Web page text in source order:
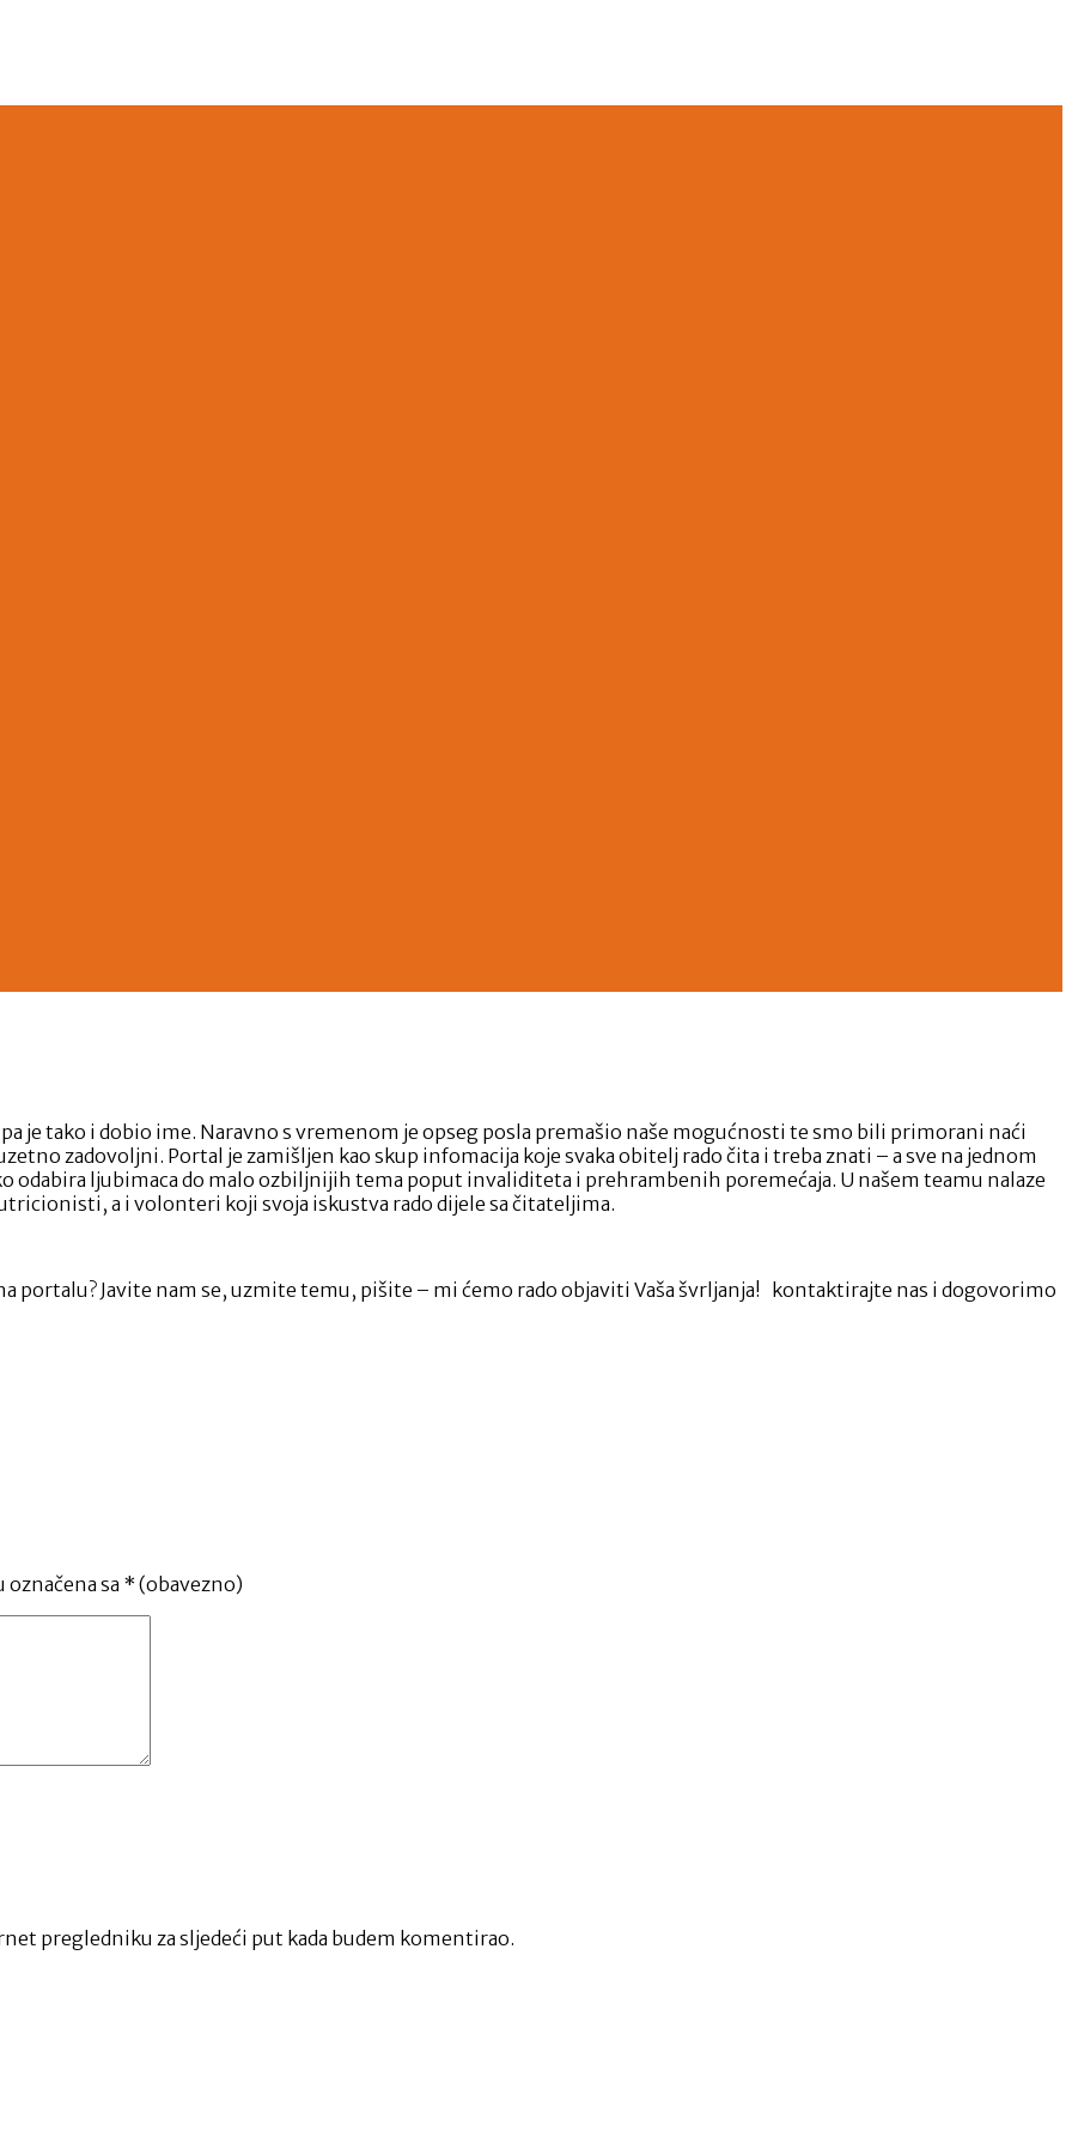
je tako i dobio ime. Naravno s vremenom je opseg posla premašio naše mogućnosti te smo bili primorani naći
zadovoljni. Portal je zamišljen kao skup infomacija koje svaka obitelj rado čita i treba znati – a sve na jednom
odabira ljubimaca do malo ozbiljnijih tema poput invaliditeta i prehrambenih poremećaja. U našem teamu nalaze
a i volonteri koji svoja iskustva rado dijele sa čitateljima.
portalu? Javite nam se, uzmite temu, pišite – mi ćemo rado objaviti Vaša švrljanja! kontaktirajte nas i dogovorimo
označena sa * (obavezno)
pregledniku za sljedeći put kada budem komentirao.